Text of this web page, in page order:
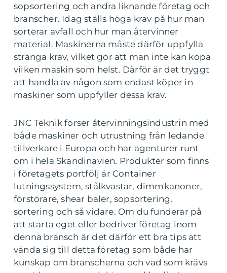
sopsortering och andra liknande företag och
branscher. Idag ställs höga krav på hur man
sorterar avfall och hur man återvinner
material. Maskinerna måste därför uppfylla
stränga krav, vilket gör att man inte kan köpa
vilken maskin som helst. Därför är det tryggt
att handla av någon som endast köper in
maskiner som uppfyller dessa krav.
JNC Teknik förser återvinningsindustrin med
både maskiner och utrustning från ledande
tillverkare i Europa och har agenturer runt
om i hela Skandinavien. Produkter som finns
i företagets portfölj är Container
lutningssystem, stålkvastar, dimmkanoner,
förstörare, shear baler, sopsortering,
sortering och så vidare. Om du funderar på
att starta eget eller bedriver företag inom
denna bransch är det därför ett bra tips att
vända sig till detta företag som både har
kunskap om branscherna och vad som krävs